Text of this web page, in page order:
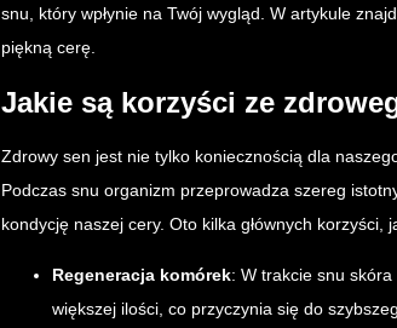
snu, który wpłynie na Twój wygląd. W artykule
piękną cerę.
Jakie są korzyści ze
Zdrowy sen jest nie tylko koniecznością dla
Podczas snu organizm przeprowadza szereg
kondycję naszej cery. Oto kilka głównych korzyści,
Regeneracja komórek: W trakcie snu
większej ilości, co przyczynia się do